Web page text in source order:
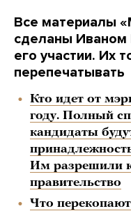
Все материалы
сделаны Иваном
его участии. Их
перепечатывать
Кто идет от
году. Полный
кандидаты
Им разрешили
правительство
Что